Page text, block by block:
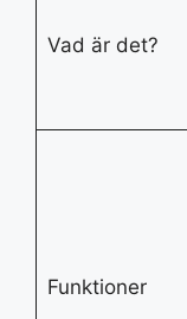
Vad är det?
Funktioner